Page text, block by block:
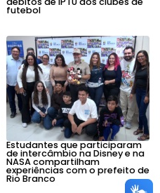
futebol
Estudantes que participaram
de intercâmbio na Disney e na
NASA compartilham
experiências com o prefeito de
Rio Branco